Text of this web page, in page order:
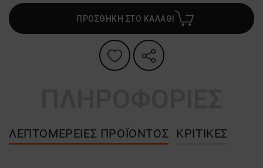
ΠΡΟΣΘΗΚΗ ΣΤΟ ΚΑΛΑΘΙ
ΛΕΠΤΟΜΈΡΕΙΕΣ ΠΡΟΪΌΝΤΟΣ ΚΡΙΤΙΚΈΣ